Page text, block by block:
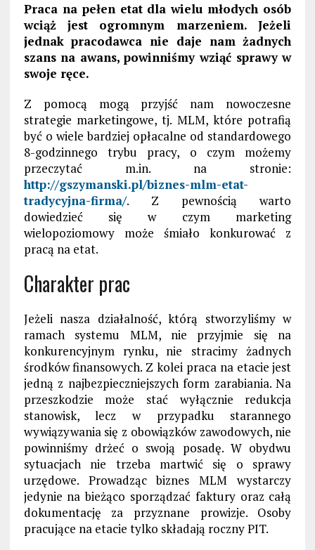
Praca na pełen etat dla wielu młodych osób
wciąż jest ogromnym marzeniem. Jeżeli
jednak pracodawca nie daje nam żadnych
szans na awans, powinniśmy wziąć sprawy w
swoje ręce.
Z pomocą mogą przyjść nam nowoczesne
strategie marketingowe, tj. MLM, które potrafią
być o wiele bardziej opłacalne od standardowego
8-godzinnego trybu pracy, o czym możemy
przeczytać m.in. na stronie:
http://gszymanski.pl/biznes-mlm-etat-
tradycyjna-firma/. Z pewnością warto
dowiedzieć się w czym marketing
wielopoziomowy może śmiało konkurować z
pracą na etat.
Charakter prac
Jeżeli nasza działalność, którą stworzyliśmy w
ramach systemu MLM, nie przyjmie się na
konkurencyjnym rynku, nie stracimy żadnych
środków finansowych. Z kolei praca na etacie jest
jedną z najbezpieczniejszych form zarabiania. Na
przeszkodzie może stać wyłącznie redukcja
stanowisk, lecz w przypadku starannego
wywiązywania się z obowiązków zawodowych, nie
powinniśmy drżeć o swoją posadę. W obydwu
sytuacjach nie trzeba martwić się o sprawy
urzędowe. Prowadząc biznes MLM wystarczy
jedynie na bieżąco sporządzać faktury oraz całą
dokumentację za przyznane prowizje. Osoby
pracujące na etacie tylko składają roczny PIT.